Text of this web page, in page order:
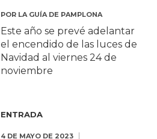
POR LA GUÍA DE PAMPLONA
Este año se prevé adelantar
el encendido de las luces de
Navidad al viernes 24 de
noviembre
ENTRADA
4 DE MAYO DE 2023